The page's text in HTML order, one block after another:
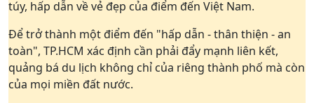
túy, hấp dẫn về vẻ đẹp của điểm đến Việt Nam.
Để trở thành một điểm đến "hấp dẫn - thân thiện - an
toàn", TP.HCM xác định cần phải đẩy mạnh liên kết,
quảng bá du lịch không chỉ của riêng thành phố mà còn
của mọi miền đất nước.